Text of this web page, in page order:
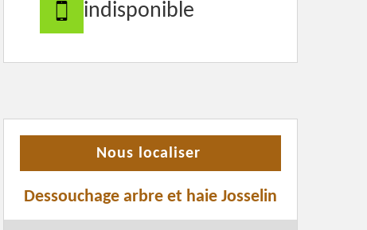
indisponible
Nous localiser
Dessouchage arbre et haie Josselin